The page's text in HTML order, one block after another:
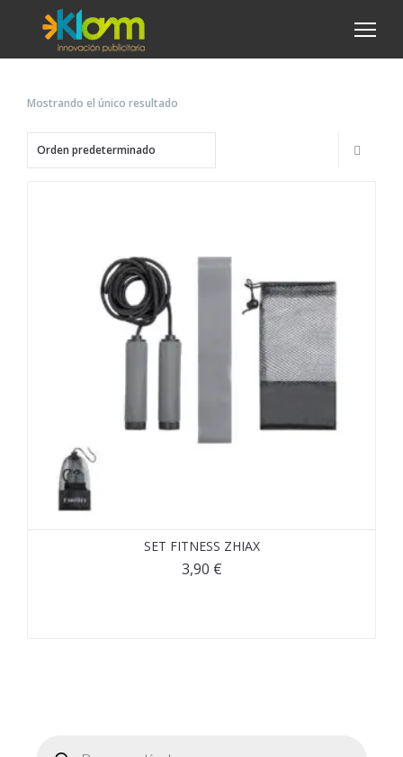
Mostrando el único resultado
SET FITNESS ZHIAX
3,90 €